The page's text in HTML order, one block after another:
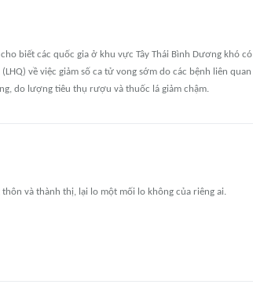
biết các quốc gia ở khu vực Tây Thái Bình Dương khó có
về việc giảm số ca tử vong sớm do các bệnh liên quan
do lượng tiêu thụ rượu và thuốc lá giảm chậm.
và thành thị, lại lo một mối lo không của riêng ai.